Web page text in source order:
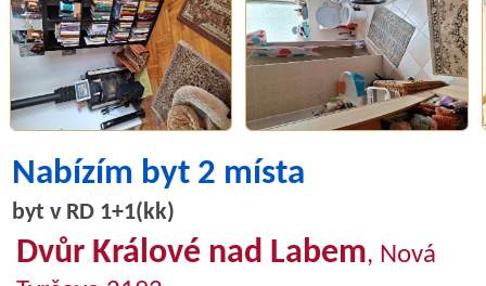
Nabízím byt 2 místa
byt v RD 1+1(kk)
Dvůr Králové nad Labem, Nová